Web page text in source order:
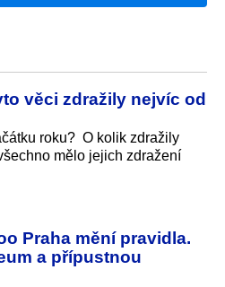
věci zdražily nejvíc od
roku? O kolik zdražily
mělo jejich zdražení
Praha mění pravidla.
a přípustnou